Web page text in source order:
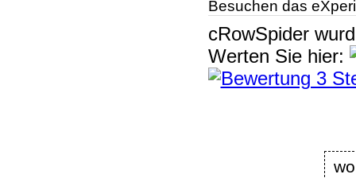
Besuchen das
cRowSpider
Werten Sie hier: